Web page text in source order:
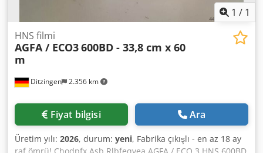
1 / 1
Ditzingen 2.356 km
HNS filmi
AGFA / ECO3600BD - 33,8 cm x 60
m
Fiyat bilgisi Ara
Üretim yılı: 2026, durum: yeni, Fabrika çıkışlı - en az 18 ay